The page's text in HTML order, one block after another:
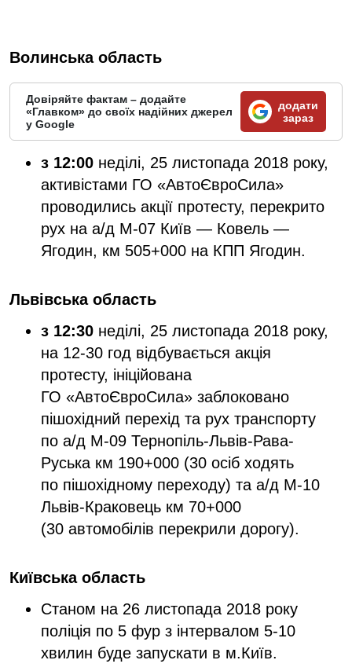
Волинська область
Довіряйте фактам – додайте
«Главком» до своїх надійних джерел
у Google
додати
зараз
з 12:00 неділі, 25 листопада 2018 року,
активістами ГО «АвтоЄвроСила»
проводились акції протесту, перекрито
рух на а/д М-07 Київ — Ковель —
Ягодин, км 505+000 на КПП Ягодин.
Львівська область
з 12:30 неділі, 25 листопада 2018 року,
на 12-30 год відбувається акція
протесту, ініційована
ГО «АвтоЄвроСила» заблоковано
пішохідний перехід та рух транспорту
по а/д М-09 Тернопіль-Львів-Рава-
Руська км 190+000 (30 осіб ходять
по пішохідному переходу) та а/д М-10
Львів-Краковець км 70+000
(30 автомобілів перекрили дорогу).
Київська область
Станом на 26 листопада 2018 року
поліція по 5 фур з інтервалом 5-10
хвилин буде запускати в м.Київ.